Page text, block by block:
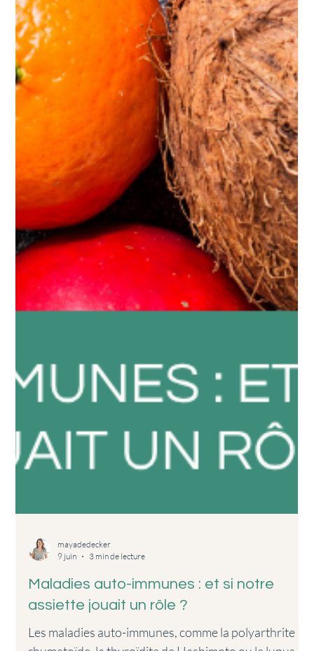
mayadedecker
Maladies auto-immunes : et si notre